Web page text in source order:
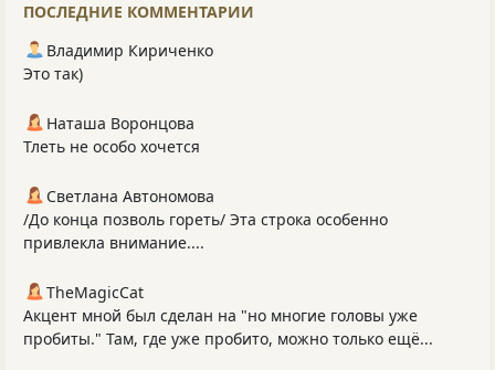
ПОСЛЕДНИЕ КОММЕНТАРИИ
Владимир Кириченко
Это так)
Наташа Воронцова
Тлеть не особо хочется
Светлана Автономова
/До конца позволь гореть/ Эта строка особенно
привлекла внимание....
TheMagicCat
Акцент мной был сделан на "но многие головы уже
пробиты." Там, где уже пробито, можно только ещё...